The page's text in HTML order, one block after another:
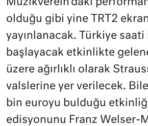
olduğu gibi yine TRT2
yayınlanacak. Türkiye saati
başlayacak etkinlikte
üzere ağırlıklı olarak
valslerine yer verilecek.
bin euroyu bulduğu
edisyonunu Franz Welser-